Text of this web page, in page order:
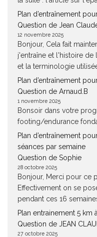
Plan d’entraînement
Question de Jean
12 novembre 2025
Bonjour, Cela fait
j'entraîne et l'histoire
et la terminologie utilisée
Plan d’entraînement
Question de Arnaud.B
1 novembre 2025
Bonsoir dans votre
footing/endurance
Plan d’entraînement
séances par semaine
Question de Sophie
28 octobre 2025
Bonjour, Merci pour ce
Effectivement on se
pendant ces 16
Plan entrainement 5 km
Question de JEAN
27 octobre 2025